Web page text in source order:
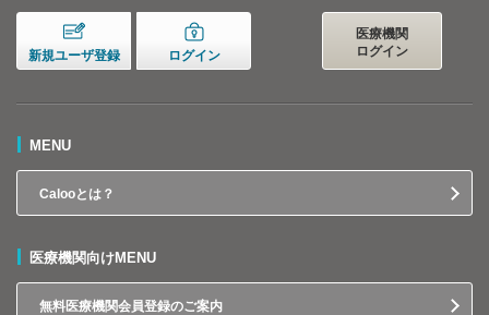
新規ユーザ登録 ログイン
医療機関
ログイン
MENU
Calooとは？
医療機関向けMENU
無料医療機関会員登録のご案内